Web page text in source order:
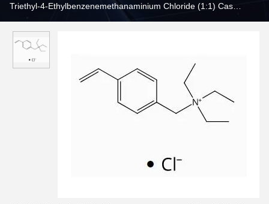
Triethyl-4-Ethylbenzenemethanaminium Chloride (1:1) Cas